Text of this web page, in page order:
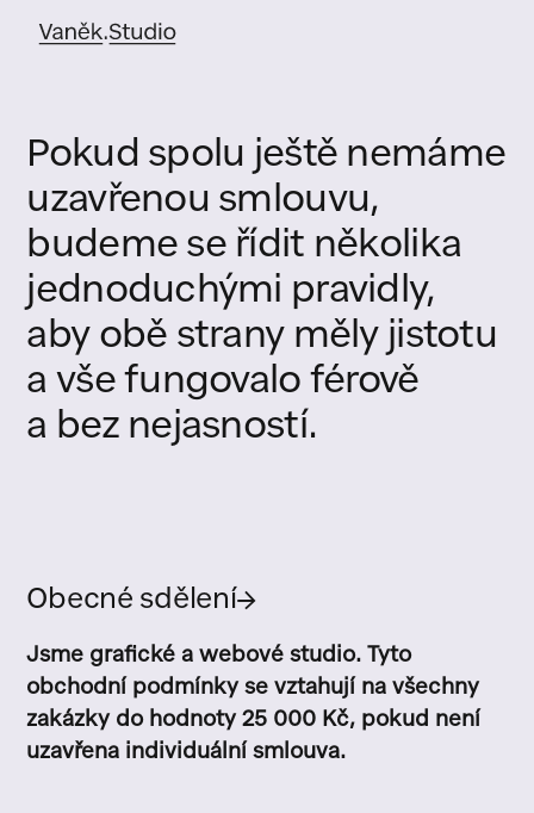
Pokud spolu ještě nemáme
uzavřenou smlouvu,
budeme se řídit několika
jednoduchými pravidly,
aby obě strany měly jistotu
a vše fungovalo férově
a bez nejasností.
Obecné sdělení→
Jsme grafické a webové studio. Tyto
obchodní podmínky se vztahují na všechny
zakázky do hodnoty 25 000 Kč, pokud není
uzavřena individuální smlouva.